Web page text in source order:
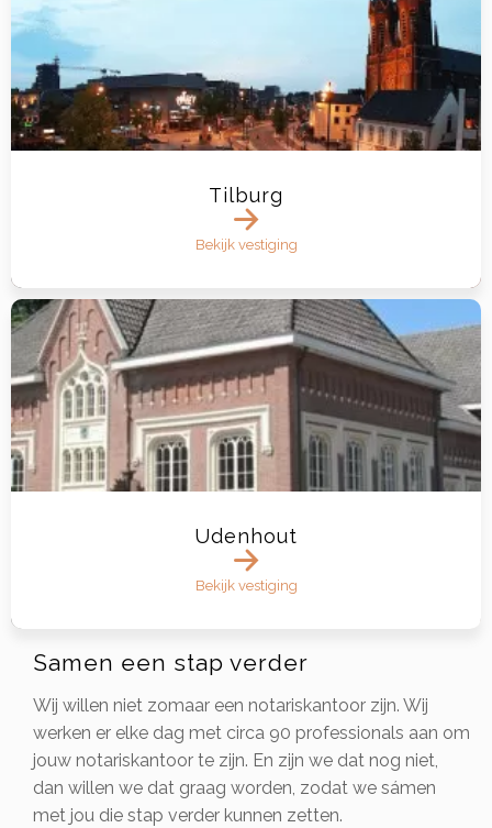
Tilburg
Bekijk vestiging
Udenhout
Bekijk vestiging
Samen een stap verder
Wij willen niet zomaar een notariskantoor zijn. Wij
werken er elke dag met circa 90 professionals aan om
jouw notariskantoor te zijn. En zijn we dat nog niet,
dan willen we dat graag worden, zodat we sámen
met jou die stap verder kunnen zetten.